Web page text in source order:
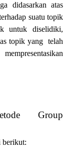
didasarkan atas
suatu topik
untuk diselidiki,
topik yang telah
Group
berikut: